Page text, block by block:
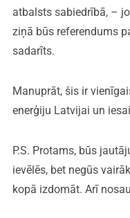
atbalsts sabiedrībā, –
ziņā būs referendums
sadarīts.
Manuprāt, šis ir
enerģiju Latvijai un
P.S. Protams, būs
ievēlēs, bet negūs
kopā izdomāt. Arī